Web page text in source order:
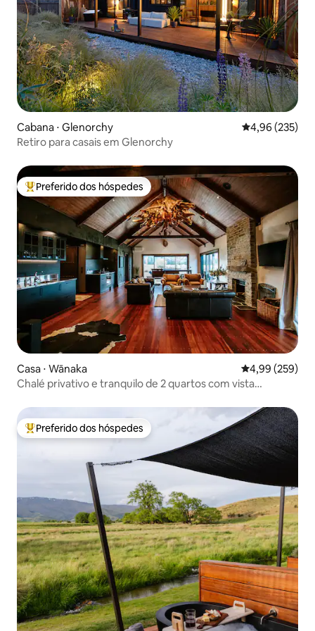
Cabana ⋅ Glenorchy 4,96 de uma
4,96 (235)
Retiro para casais em Glenorchy
Entre os melhores preferidos dos hóspedes
Preferido dos hóspedes
Casa ⋅ Wānaka 4,99 de uma
4,99 (259)
Chalé privativo e tranquilo de 2 quartos com vista
Entre os melhores preferidos dos hóspedes
Preferido dos hóspedes